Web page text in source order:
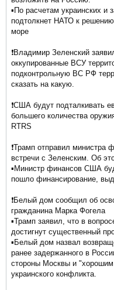
▪️По расчетам украинских и
подтолкнет НАТО к
море
❗️Владимир Зеленский
оккупированные ВСУ
подконтрольную ВС РФ
сказать на какую.
❗️США будут подталкивать
большего количества
RTRS
❗️Трамп отправил министра
встречи с Зеленским. Об
▪️Министр финансов США
пошло финансирование,
❗️Белый дом сообщил об
гражданина Марка Фогела
▪️Трамп заявил, что в
достигнут существенный
▪️Белый дом назвал
ранее задержанного в
стороны Москвы и
украинского конфликта.